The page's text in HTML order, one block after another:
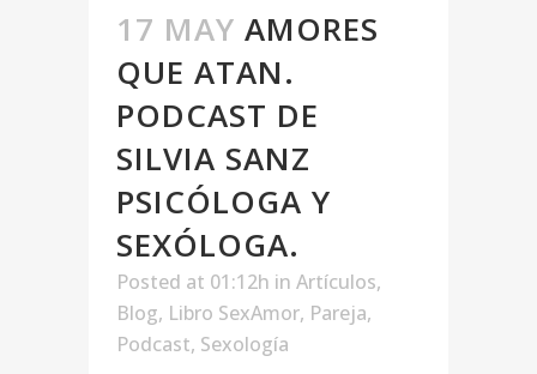
17 MAY AMORES
QUE ATAN.
PODCAST DE
SILVIA SANZ
PSICÓLOGA Y
SEXÓLOGA.
Posted at 01:12h in Artículos,
Blog, Libro SexAmor, Pareja,
Podcast, Sexología